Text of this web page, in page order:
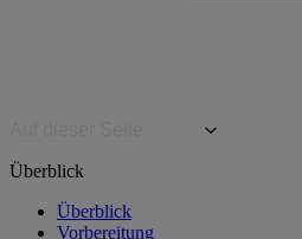
Überblick
Überblick
Vorbereitung